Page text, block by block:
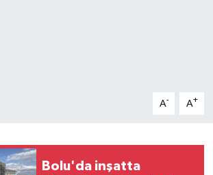
A- A+
Bolu'da inşatta